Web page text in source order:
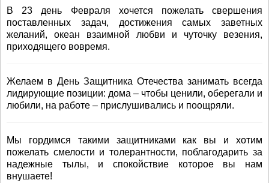
В 23 день Февраля хочется пожелать свершения
поставленных задач, достижения самых заветных
желаний, океан взаимной любви и чуточку везения,
приходящего вовремя.
Желаем в День Защитника Отечества занимать всегда
лидирующие позиции: дома – чтобы ценили, оберегали и
любили, на работе – прислушивались и поощряли.
Мы гордимся такими защитниками как вы и хотим
пожелать смелости и толерантности, поблагодарить за
надежные тылы, и спокойствие которое вы нам
внушаете!